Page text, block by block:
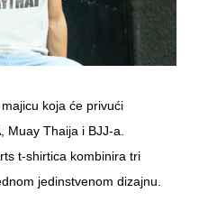
koja će privući
Muay Thaija i BJJ-a.
t-shirtica kombinira tri
jedinstvenom dizajnu.